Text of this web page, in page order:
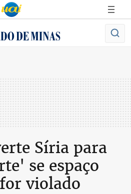
Síria para
se espaço
violado